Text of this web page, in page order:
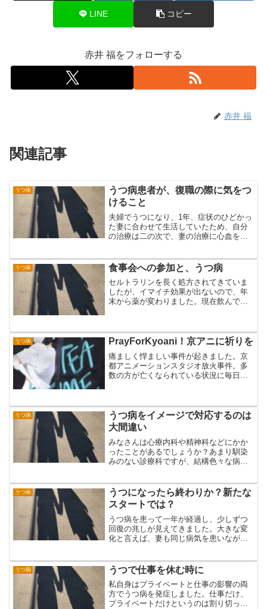
LINE コピー
赤井 福をフォローする
赤井 福
関連記事
うつ病
うつ病患者が、復職の際に気をつ
けること
夫婦でうつになり、1年、症状のひどかっ
た妻に合わせて生活していたため、自分
の治療は二の次で、妻の治療に心血を注
本人も思えてきたので、本格的に職場と
打ち合わせをしながら復...
うつ病 食事会への参加と、うつ病
セルトラリンを長く処方されてきていま
したが、イマイチ効果が出ないので、年
末から薬が変わりました。現在飲んでい
きない状況だったので、セルトラリンを
飲み続けていました。しかし...
うつ病 PrayForKyoani！京アニに祈りを
痛ましく悍ましい事件が起きました。京
都アニメーションスタジオ放火事件。多
数の方が亡くなられている状況に毎日胸
アニメ制作に関わる全ての...
うつ病
うつ病をイメージで対応するのは
大間違い
みなさんは心療内科や精神科などにかか
ったことがあるでしょうか？あまり馴染
みのない診療科ですが、結構色々な病院
心のクリニックと呼ばれているところが
多いですね。心療内科でし...
うつ病
うつになったら終わりか？新たな
スタートでは？
うつ病を患って一年が経過し、少しずつ
回復の兆しが見えてきました。大きな変
化と言えば、妻も同じ病気を患いなが
はできませんし、回復することはできな
い病気だと改めて感じます。...
うつ病 うつで仕事を休む時に
私自身はプライベートと仕事の影響の両
方でうつ病を発症しました。仕事だけ、
プライベートだけというのは割り切った